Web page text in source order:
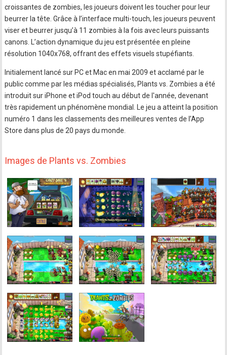
croissantes de zombies, les joueurs doivent les toucher pour leur
beurrer la tête. Grâce à l’interface multi-touch, les joueurs peuvent
viser et beurrer jusqu’à 11 zombies à la fois avec leurs puissants
canons. L’action dynamique du jeu est présentée en pleine
résolution 1040x768, offrant des effets visuels stupéfiants.
Initialement lancé sur PC et Mac en mai 2009 et acclamé par le
public comme par les médias spécialisés, Plants vs. Zombies a été
introduit sur iPhone et iPod touch au début de l'année, devenant
très rapidement un phénomène mondial. Le jeu a atteint la position
numéro 1 dans les classements des meilleures ventes de l’App
Store dans plus de 20 pays du monde.
Images de Plants vs. Zombies